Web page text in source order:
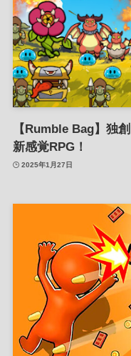
【Rumble Bag】独
新感覚RPG！
2025年1月27日